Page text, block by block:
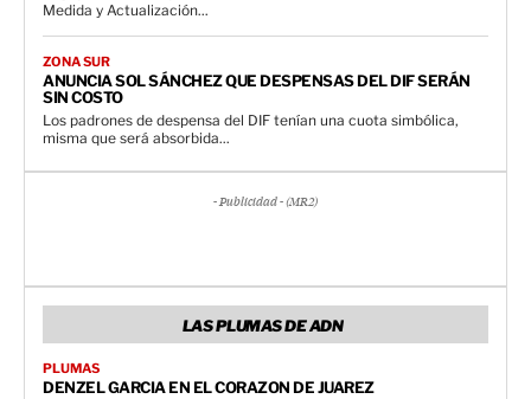
Medida y Actualización...
ZONA SUR
ANUNCIA SOL SÁNCHEZ QUE DESPENSAS DEL DIF SERÁN
SIN COSTO
Los padrones de despensa del DIF tenían una cuota simbólica,
misma que será absorbida...
- Publicidad - (MR2)
LAS PLUMAS DE ADN
PLUMAS
DENZEL GARCIA EN EL CORAZON DE JUAREZ